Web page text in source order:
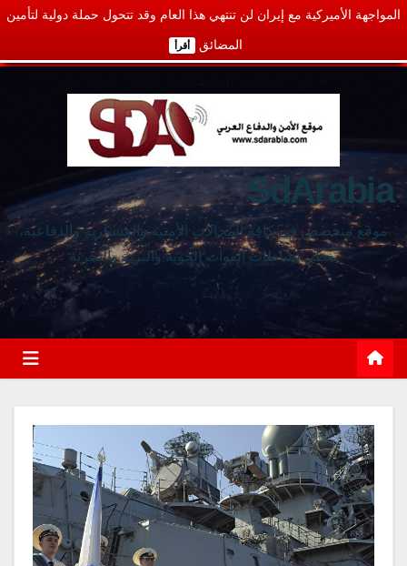
المواجهة الأميركية مع إيران لن تنتهي هذا العام وقد تتحول حملة دولية لتأمين
المضائق أقرأ
SdArabia
موقع متخصص في كافة المجالات الأمنية والعسكرية والدفاعية،
يغطي نشاطات القوات الجوية والبرية والبحرية